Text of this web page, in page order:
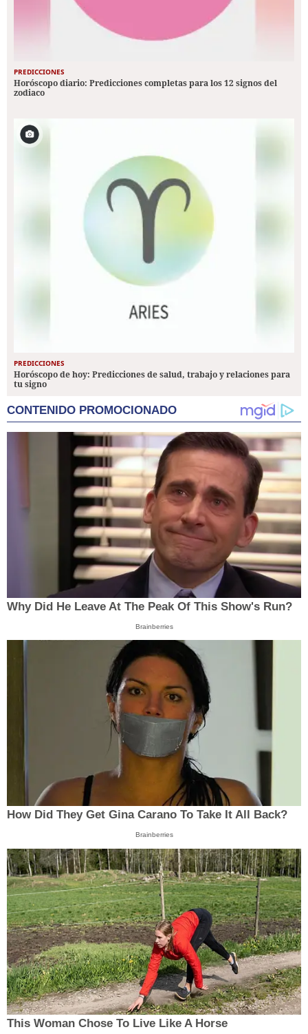
PREDICCIONES
Horóscopo diario: Predicciones completas para los 12 signos del
zodiaco
PREDICCIONES
Horóscopo de hoy: Predicciones de salud, trabajo y relaciones para
tu signo
CONTENIDO PROMOCIONADO
Why Did He Leave At The Peak Of This Show's Run?
Brainberries
How Did They Get Gina Carano To Take It All Back?
Brainberries
This Woman Chose To Live Like A Horse